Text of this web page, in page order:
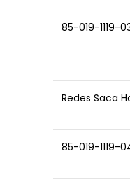
85-019-1119-
Redes Saca
85-019-1119-